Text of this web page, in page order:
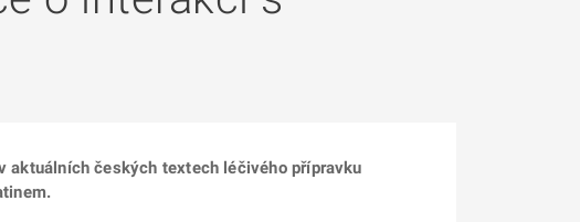
aktuálních českých textech léčivého přípravku